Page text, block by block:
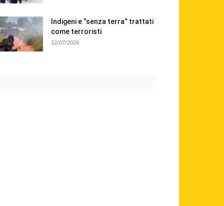
Indigeni e “senza terra” trattati
come terroristi
22/07/2026